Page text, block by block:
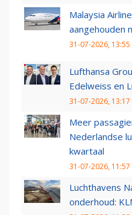
Malaysia
aangehouden
31-07-2026, 13:55
Lufthansa
Edelweiss en
31-07-2026, 13:17
Meer
Nederlandse
kwartaal
31-07-2026, 11:57
Luchthavens
onderhoud: